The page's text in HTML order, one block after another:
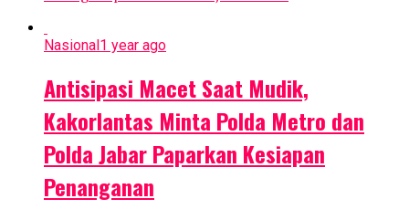
Nasional1 year ago
Antisipasi Macet Saat Mudik,
Kakorlantas Minta Polda Metro dan
Polda Jabar Paparkan Kesiapan
Penanganan